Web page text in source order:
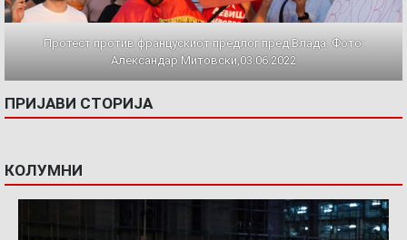
Протест против францускиот предлог пред Влада. Фото:
Александар Митовски,03.06.2022
ПРИЈАВИ СТОРИЈА
КОЛУМНИ